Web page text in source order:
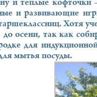
и теплые кофточки
и развивающие
Хотя
осени, так как
для
мытья посуды.